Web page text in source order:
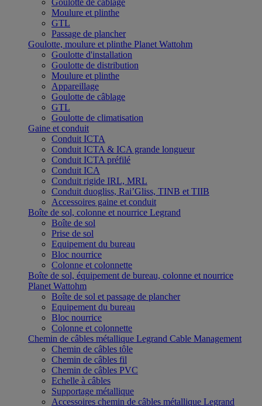
Goulotte de câblage
Moulure et plinthe
GTL
Passage de plancher
Goulotte, moulure et plinthe Planet Wattohm
Goulotte d'installation
Goulotte de distribution
Moulure et plinthe
Appareillage
Goulotte de câblage
GTL
Goulotte de climatisation
Gaine et conduit
Conduit ICTA
Conduit ICTA & ICA grande longueur
Conduit ICTA préfilé
Conduit ICA
Conduit rigide IRL, MRL
Conduit duogliss, Rai’Gliss, TINB et TIIB
Accessoires gaine et conduit
Boîte de sol, colonne et nourrice Legrand
Boîte de sol
Prise de sol
Equipement du bureau
Bloc nourrice
Colonne et colonnette
Boîte de sol, équipement de bureau, colonne et nourrice
Planet Wattohm
Boîte de sol et passage de plancher
Equipement du bureau
Bloc nourrice
Colonne et colonnette
Chemin de câbles métallique Legrand Cable Management
Chemin de câbles tôle
Chemin de câbles fil
Chemin de câbles PVC
Echelle à câbles
Supportage métallique
Accessoires chemin de câbles métallique Legrand